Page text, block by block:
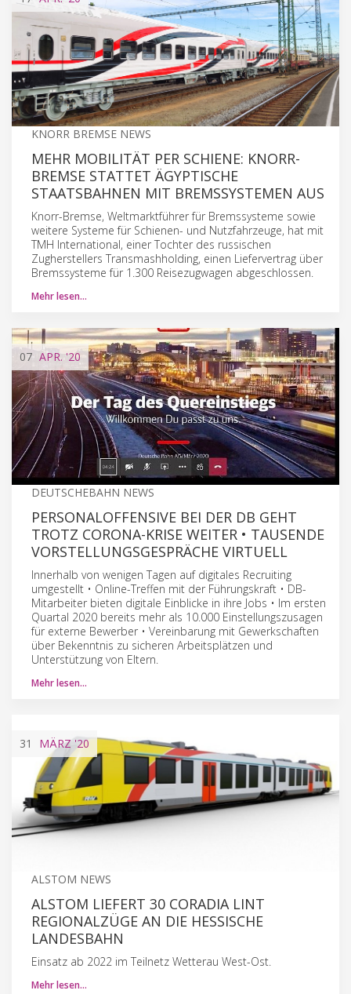
KNORR BREMSE NEWS
MEHR MOBILITÄT PER SCHIENE: KNORR-
BREMSE STATTET ÄGYPTISCHE
STAATSBAHNEN MIT BREMSSYSTEMEN AUS
Knorr-Bremse, Weltmarktführer für Bremssysteme sowie
weitere Systeme für Schienen- und Nutzfahrzeuge, hat mit
TMH International, einer Tochter des russischen
Zugherstellers Transmashholding, einen Liefervertrag über
Bremssysteme für 1.300 Reisezugwagen abgeschlossen.
Mehr lesen…
07 APR. '20
DEUTSCHEBAHN NEWS
PERSONALOFFENSIVE BEI DER DB GEHT
TROTZ CORONA-KRISE WEITER • TAUSENDE
VORSTELLUNGSGESPRÄCHE VIRTUELL
Innerhalb von wenigen Tagen auf digitales Recruiting
umgestellt • Online-Treffen mit der Führungskraft • DB-
Mitarbeiter bieten digitale Einblicke in ihre Jobs • Im ersten
Quartal 2020 bereits mehr als 10.000 Einstellungszusagen
für externe Bewerber • Vereinbarung mit Gewerkschaften
über Bekenntnis zu sicheren Arbeitsplätzen und
Unterstützung von Eltern.
Mehr lesen…
31 MÄRZ'20
ALSTOM NEWS
ALSTOM LIEFERT 30 CORADIA LINT
REGIONALZÜGE AN DIE HESSISCHE
LANDESBAHN
Einsatz ab 2022 im Teilnetz Wetterau West-Ost.
Mehr lesen…